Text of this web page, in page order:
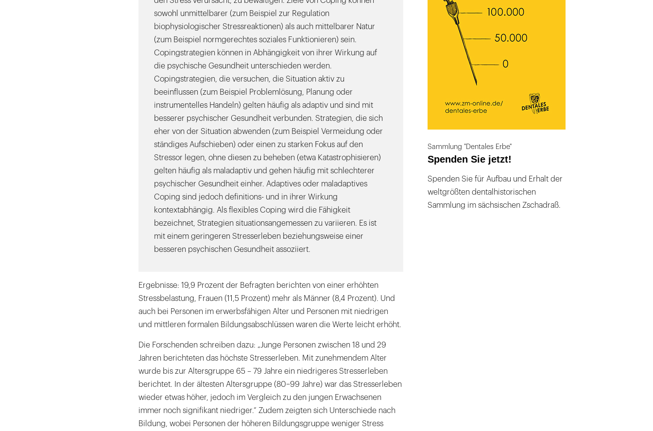
sowohl unmittelbarer (zum Beispiel zur Regulation
biophysiologischer Stressreaktionen) als auch mittelbarer Natur
(zum Beispiel normgerechtes soziales Funktionieren) sein.
Copingstrategien können in Abhängigkeit von ihrer Wirkung auf
die psychische Gesundheit unterschieden werden.
Copingstrategien, die versuchen, die Situation aktiv zu
beeinflussen (zum Beispiel Problemlösung, Planung oder
instrumentelles Handeln) gelten häufig als adaptiv und sind mit
besserer psychischer Gesundheit verbunden. Strategien, die sich
eher von der Situation abwenden (zum Beispiel Vermeidung oder
ständiges Aufschieben) oder einen zu starken Fokus auf den
Stressor legen, ohne diesen zu beheben (etwa Katastrophisieren)
gelten häufig als maladaptiv und gehen häufig mit schlechterer
psychischer Gesundheit einher. Adaptives oder maladaptives
Coping sind jedoch definitions- und in ihrer Wirkung
kontextabhängig. Als flexibles Coping wird die Fähigkeit
bezeichnet, Strategien situationsangemessen zu variieren. Es ist
mit einem geringeren Stresserleben beziehungsweise einer
besseren psychischen Gesundheit assoziiert.
Ergebnisse: 19,9 Prozent der Befragten berichten von einer erhöhten
Stressbelastung, Frauen (11,5 Prozent) mehr als Männer (8,4 Prozent). Und
auch bei Personen im erwerbsfähigen Alter und Personen mit niedrigen
und mittleren formalen Bildungsabschlüssen waren die Werte leicht erhöht.
Die Forschenden schreiben dazu: „Junge Personen zwischen 18 und 29
Jahren berichteten das höchste Stresserleben. Mit zunehmendem Alter
wurde bis zur Altersgruppe 65 – 79 Jahre ein niedrigeres Stresserleben
berichtet. In der ältesten Altersgruppe (80–99 Jahre) war das Stresserleben
wieder etwas höher, jedoch im Vergleich zu den jungen Erwachsenen
immer noch signifikant niedriger.“ Zudem zeigten sich Unterschiede nach
Bildung, wobei Personen der höheren Bildungsgruppe weniger Stress
Sammlung "Dentales Erbe"
Spenden Sie jetzt!
Spenden Sie für Aufbau und Erhalt der
weltgrößten dentalhistorischen
Sammlung im sächsischen Zschadraß.